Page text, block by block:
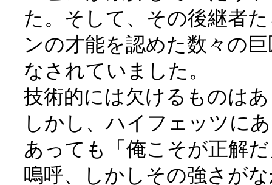
た。そして、その後継者
ンの才能を認めた数々の
なされていました。
技術的には欠けるものは
しかし、ハイフェッツに
あっても「俺こそが正解
嗚呼、しかしその強さが